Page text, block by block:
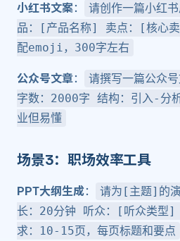
小红书文案：
请创作一篇小红
品：[产品名称] 卖点：[核心卖
配emoji，300字左右
公众号文章：
请撰写一篇公众
字数：2000字 结构：引入-分
业但易懂
场景3：职场效率工具 ​
PPT大纲生成：
请为[主题]的
长：20分钟 听众：[听众类
求：10-15页，每页标题和要点